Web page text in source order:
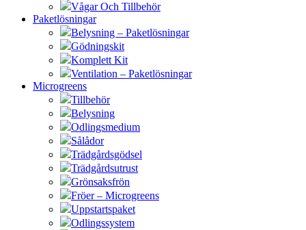
Vågar Och Tillbehör
Paketlösningar
Belysning – Paketlösningar
Gödningskit
Komplett Kit
Ventilation – Paketlösningar
Microgreens
Tillbehör
Belysning
Odlingsmedium
Sålådor
Trädgårdsgödsel
Trädgårdsutrust
Grönsaksfrön
Fröer – Microgreens
Uppstartspaket
Odlingssystem